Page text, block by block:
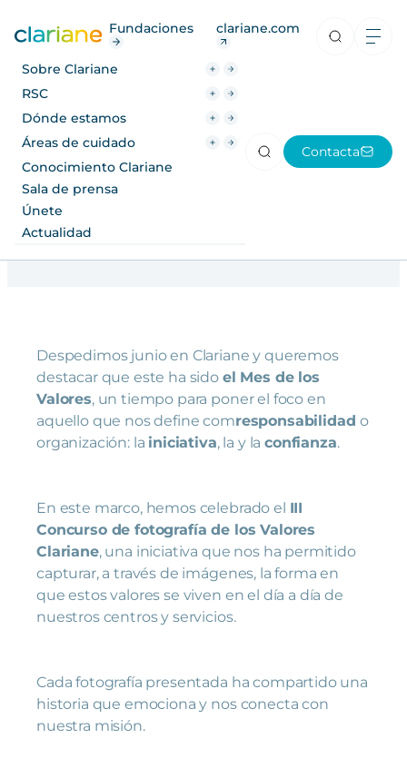
Fundaciones clariane.com
Sobre Clariane
RSC
Dónde estamos
Áreas de cuidado
Conocimiento Clariane
Sala de prensa
Únete
Actualidad
Contacta
Dónde estamos
Áreas de cuidado
Conocimiento Clariane
Sala de prensa
Únete
Actualidad
Junio: mes de los Valores
Clariane ღ Ganadores III
Concurso de Fotografía
Despedimos junio en Clariane y queremos
destacar que este ha sido el Mes de los
Valores, un tiempo para poner el foco en
aquello que nos define comresponsabilidado
organización: la iniciativa, la y laconfianza.
En este marco, hemos celebrado el III
Concurso de fotografía de los Valores
Clariane, una iniciativa que nos ha permitido
capturar, a través de imágenes, la forma en
que estos valores se viven en el día a día de
nuestros centros y servicios.
Cada fotografía presentada ha compartido una
historia que emociona y nos conecta con
nuestra misión.